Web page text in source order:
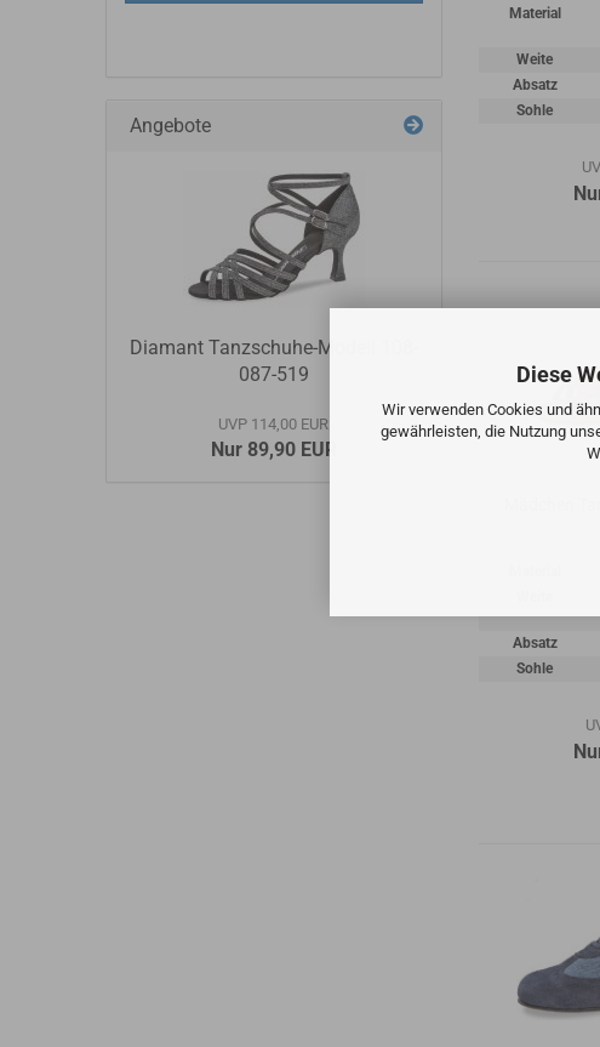
Diese
Wir verwenden Cookies und
gewährleisten, die Nutzung
Material
Weite
Absatz
Sohle
Mädchen
Absatz
Sohle
Angebote
Diamant Tanzschuhe-Modell 108-
087-519
UVP 114,00 EUR
Nur 89,90 EUR